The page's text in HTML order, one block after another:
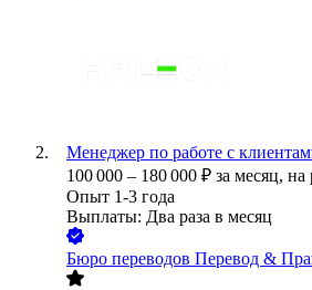
Менеджер по работе с
100 000 – 180 000 ₽ за месяц, на
Опыт 1-3 года
Выплаты: Два раза в месяц
Бюро переводов Перевод &